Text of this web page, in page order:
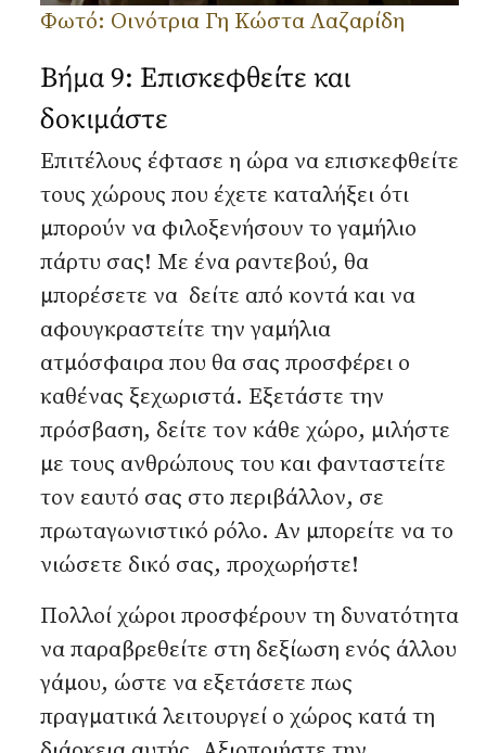
Φωτό: Οινότρια Γη Κώστα Λαζαρίδη
Βήμα 9: Επισκεφθείτε και
δοκιμάστε
Επιτέλους έφτασε η ώρα να επισκεφθείτε
τους χώρους που έχετε καταλήξει ότι
μπορούν να φιλοξενήσουν το γαμήλιο
πάρτυ σας! Με ένα ραντεβού, θα
μπορέσετε να δείτε από κοντά και να
αφουγκραστείτε την γαμήλια
ατμόσφαιρα που θα σας προσφέρει ο
καθένας ξεχωριστά. Εξετάστε την
πρόσβαση, δείτε τον κάθε χώρο, μιλήστε
με τους ανθρώπους του και φανταστείτε
τον εαυτό σας στο περιβάλλον, σε
πρωταγωνιστικό ρόλο. Αν μπορείτε να το
νιώσετε δικό σας, προχωρήστε!
Πολλοί χώροι προσφέρουν τη δυνατότητα
να παραβρεθείτε στη δεξίωση ενός άλλου
γάμου, ώστε να εξετάσετε πως
πραγματικά λειτουργεί ο χώρος κατά τη